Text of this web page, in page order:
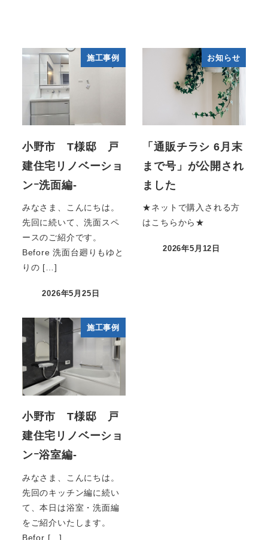
施工事例
小野市 T様邸 戸
建住宅リノベーショ
ンｰ洗面編-
みなさま、こんにちは。
先回に続いて、洗面スペ
ースのご紹介です。
Before 洗面台廻りもゆと
りの […]
2026年5月25日
お知らせ
「通販チラシ 6月末
まで号」が公開され
ました
★ネットで購入される方
はこちらから★
2026年5月12日
施工事例
小野市 T様邸 戸
建住宅リノベーショ
ンｰ浴室編-
みなさま、こんにちは。
先回のキッチン編に続い
て、本日は浴室・洗面編
をご紹介いたします。
Befor […]